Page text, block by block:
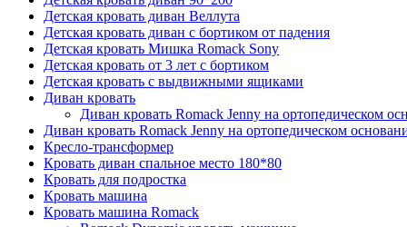
Детская кровать диван Веллута
Детская кровать диван с бортиком от падения
Детская кровать Мишка Romack Sony
Детская кровать от 3 лет с бортиком
Детская кровать с выдвижными ящиками
Диван кровать
Диван кровать Romack Jenny на ортопедическом
Диван кровать Romack Jenny на ортопедическом
Кресло-трансформер
Кровать диван спальное место 180*80
Кровать для подростка
Кровать машина
Кровать машина Romack